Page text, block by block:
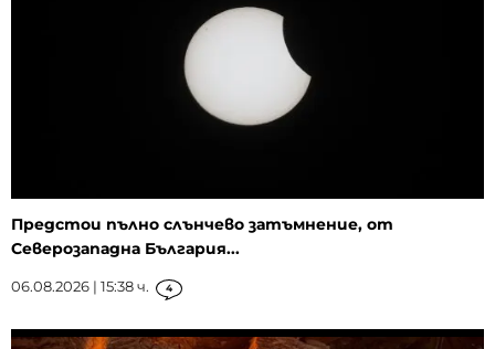
Предстои пълно слънчево затъмнение, от
Северозападна България...
06.08.2026 | 15:38 ч. 4